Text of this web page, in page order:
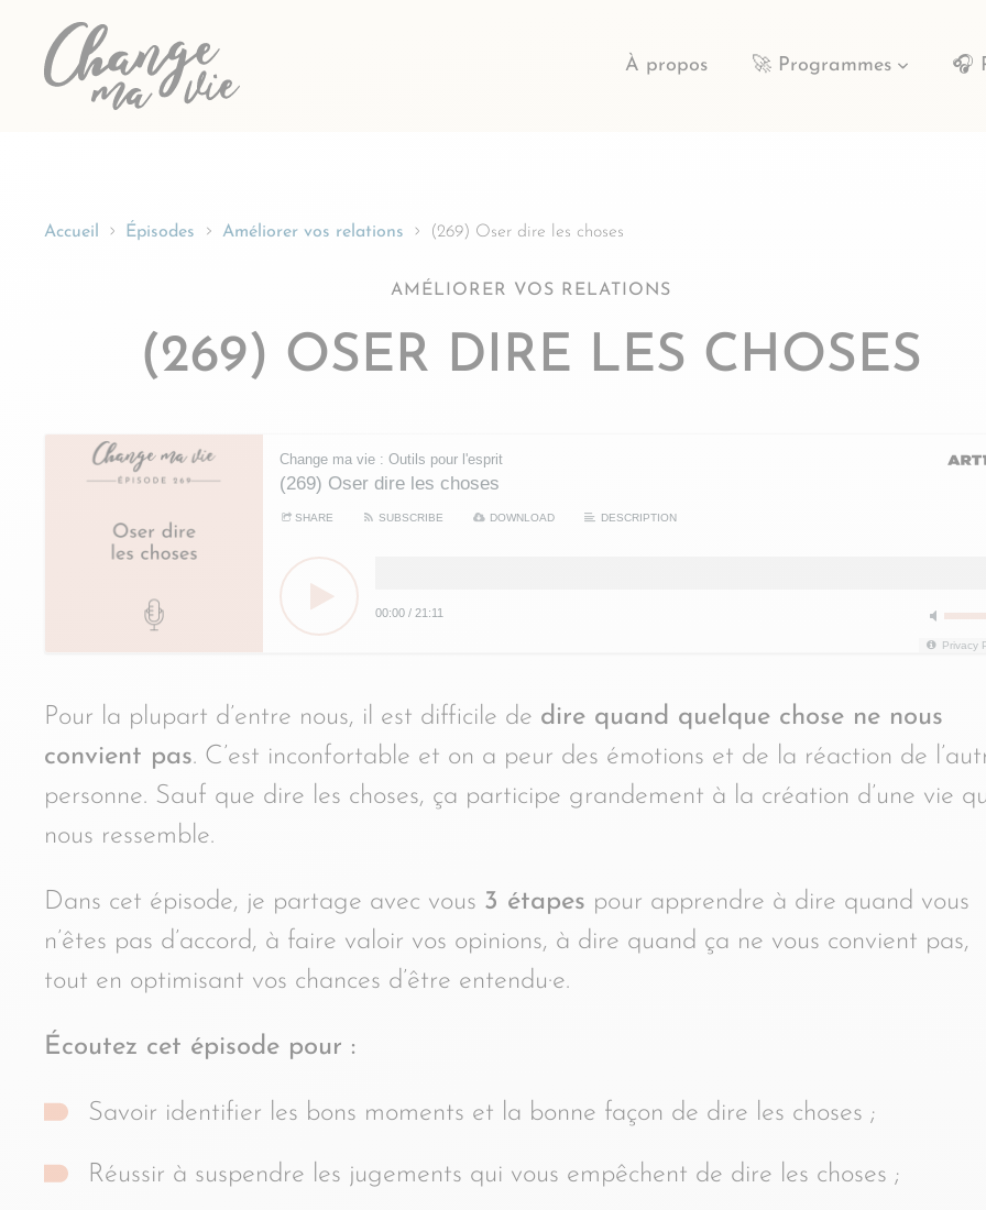
Passer
À propos 🚀 Programmes 🎧
Accueil Épisodes Améliorer vos relations (269) Oser dire les choses
AMÉLIORER VOS RELATIONS
(269) OSER DIRE LES CHOSES
Change ma vie : Outils pour l'esprit
(269) Oser dire les choses
SHARE SUBSCRIBE DOWNLOAD DESCRIPTION
00:00 / 21:11
Privacy
Pour la plupart d’entre nous, il est difficile de dire quand quelque chose ne nous
convient pas. C’est inconfortable et on a peur des émotions et de la réaction de
personne. Sauf que dire les choses, ça participe grandement à la création d’une vie
nous ressemble.
Dans cet épisode, je partage avec vous 3 étapes pour apprendre à dire quand vous
n’êtes pas d’accord, à faire valoir vos opinions, à dire quand ça ne vous convient pas,
tout en optimisant vos chances d’être entendu·e.
Écoutez cet épisode pour :
Savoir identifier les bons moments et la bonne façon de dire les choses ;
Réussir à suspendre les jugements qui vous empêchent de dire les choses ;